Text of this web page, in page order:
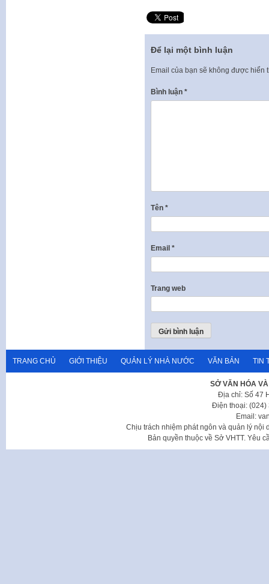
Để lại một bình luận
Email của bạn sẽ không được hiển
Bình luận *
Tên *
Email *
Trang web
TRANG CHỦ GIỚI THIỆU QUẢN LÝ NHÀ NƯỚC VĂN BẢN TIN
SỞ VĂN HÓA
Địa chỉ: Số 47
Điện thoại: (024)
Email:
Chịu trách nhiệm phát ngôn và quản lý nội
Bản quyền thuộc về Sở VHTT. Yêu